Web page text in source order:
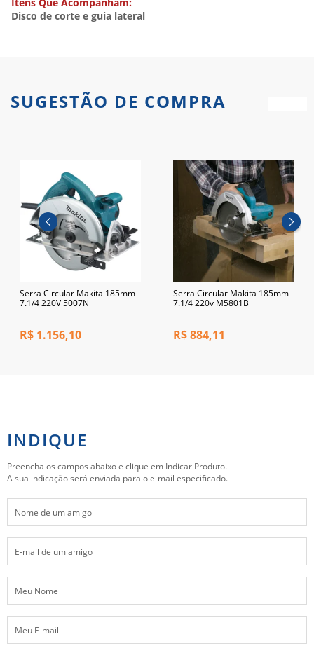
Disco de corte e guia lateral
SUGESTÃO DE COMPRA
Serra Circular Makita 185mm
7.1/4 220V 5007N
R$ 1.156,10
Serra Circular Makita 185mm
7.1/4 220v M5801B
R$884,11
INDIQUE
Preencha os campos abaixo e clique em Indicar Produto.
A sua indicação será enviada para o e-mail especificado.